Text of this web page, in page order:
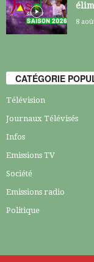
8
CATÉGORIE
Télévision
Journaux Télévisés
Infos
Emissions TV
Société
Emissions radio
Politique